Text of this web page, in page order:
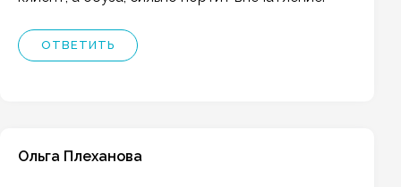
ОТВЕТИТЬ
Ольга Плеханова